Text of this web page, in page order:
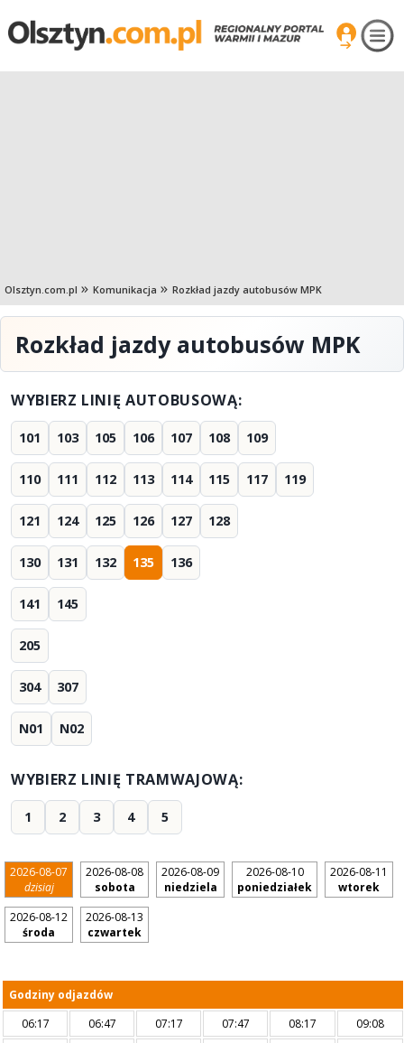
Olsztyn.com.pl Komunikacja Rozkład jazdy autobusów MPK
Rozkład jazdy autobusów MPK
WYBIERZ LINIĘ AUTOBUSOWĄ:
101 103 105 106 107 108 109
110 111 112 113 114 115 117 119
121 124 125 126 127 128
130 131 132 135 136
141 145
205
304 307
N01 N02
WYBIERZ LINIĘ TRAMWAJOWĄ:
1 2 3 4 5
2026-08-07
dzisiaj
2026-08-08
sobota
2026-08-09
niedziela
2026-08-10
poniedziałek
2026-08-11
wtorek
2026-08-12
środa
2026-08-13
czwartek
Godziny odjazdów
06:17
06:47 07:17 07:47 08:17
09:08